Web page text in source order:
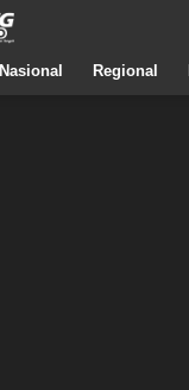
Nasional Regional